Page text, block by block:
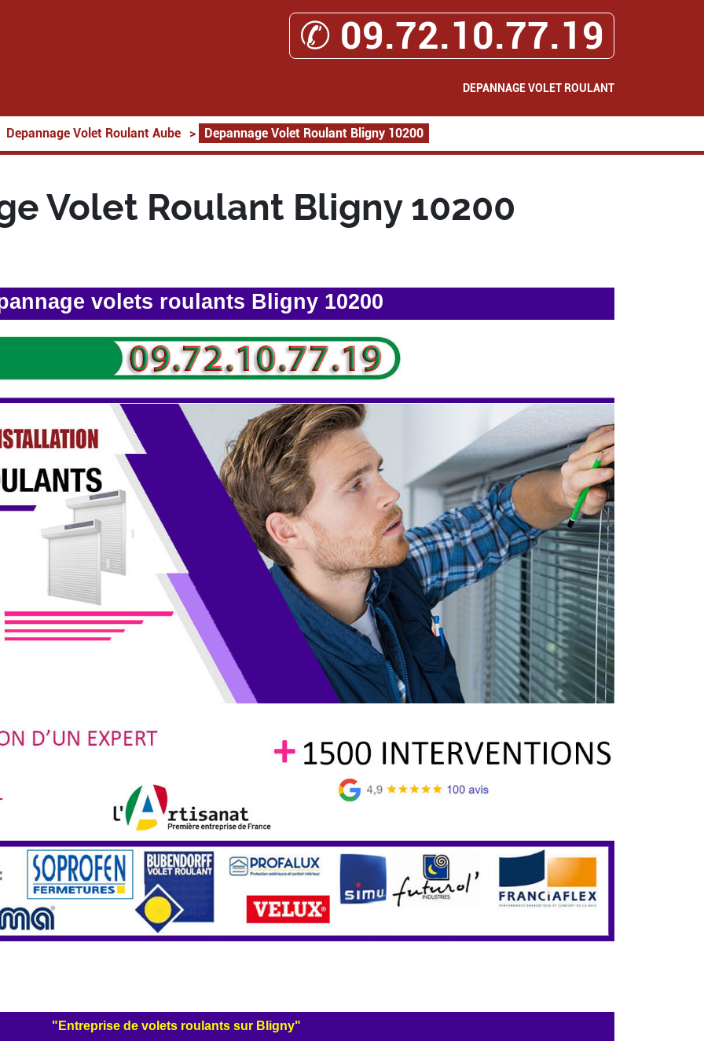
✆ 09.72.10.77.19
DEPANNAGE VOLET ROULANT
Depannage Volet Roulant Aube > Depannage Volet Roulant Bligny 10200
Volet Roulant Bligny 10200
volets roulants Bligny 10200
"Entreprise de volets roulants sur Bligny"